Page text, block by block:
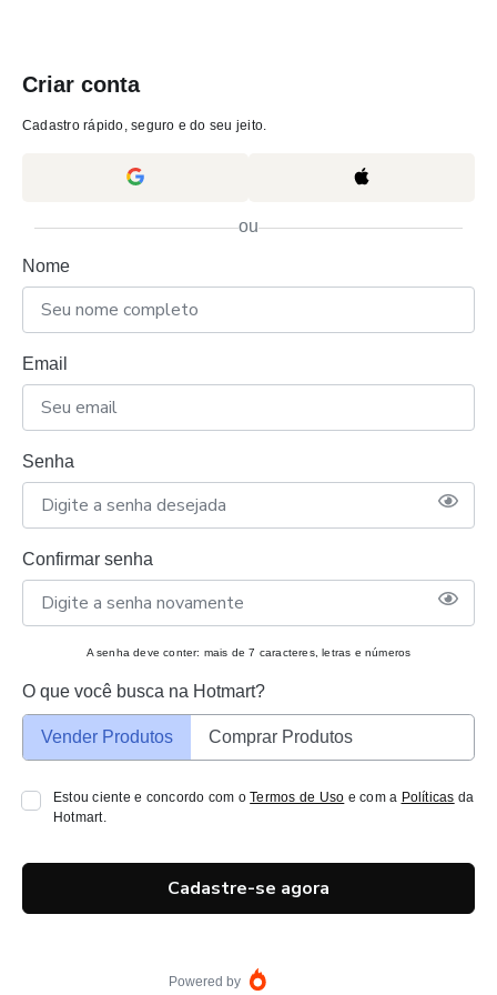
Criar conta
Cadastro rápido, seguro e do seu jeito.
ou
Nome
Email
Senha
Confirmar senha
A senha deve conter: mais de 7 caracteres, letras e números
O que você busca na Hotmart?
Vender Produtos Comprar Produtos
Estou ciente e concordo com oTermos de Uso e com a Políticas da
Hotmart.
Cadastre-se agora
Powered by